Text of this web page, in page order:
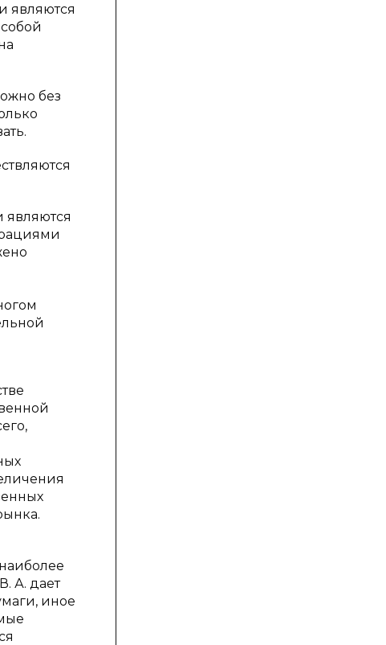
являются
без
являются
А. дает
иное